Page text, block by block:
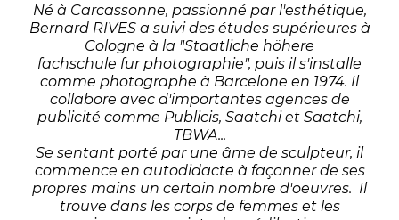
Né à Carcassonne, passionné par l'esthétique,
Bernard RIVES a suivi des études supérieures à
Cologne à la "Staatliche höhere
fachschule fur photographie", puis il s'installe
comme photographe à Barcelone en 1974. Il
collabore avec d'importantes agences de
publicité comme Publicis, Saatchi et Saatchi,
TBWA...
Se sentant porté par une âme de sculpteur, il
commence en autodidacte à façonner de ses
propres mains un certain nombre d'oeuvres. Il
trouve dans les corps de femmes et les